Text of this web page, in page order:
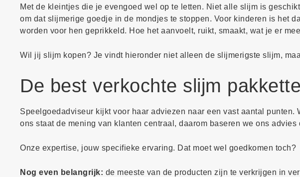
Met de kleintjes die je evengoed wel op te letten. Niet alle slijm is
om dat slijmerige goedje in de mondjes te stoppen. Voor kinderen is het
worden voor hen geprikkeld. Hoe het aanvoelt, ruikt, smaakt, wat je er
Wil jij slijm kopen? Je vindt hieronder niet alleen de slijmerigste slijm,
De best verkochte slijm
Speelgoedadviseur kijkt voor haar adviezen naar een vast aantal
ons staat de mening van klanten centraal, daarom baseren we ons
Onze expertise, jouw specifieke ervaring. Dat moet wel goedkomen toch?
Nog even belangrijk: de meeste van de producten zijn te verkrijgen in